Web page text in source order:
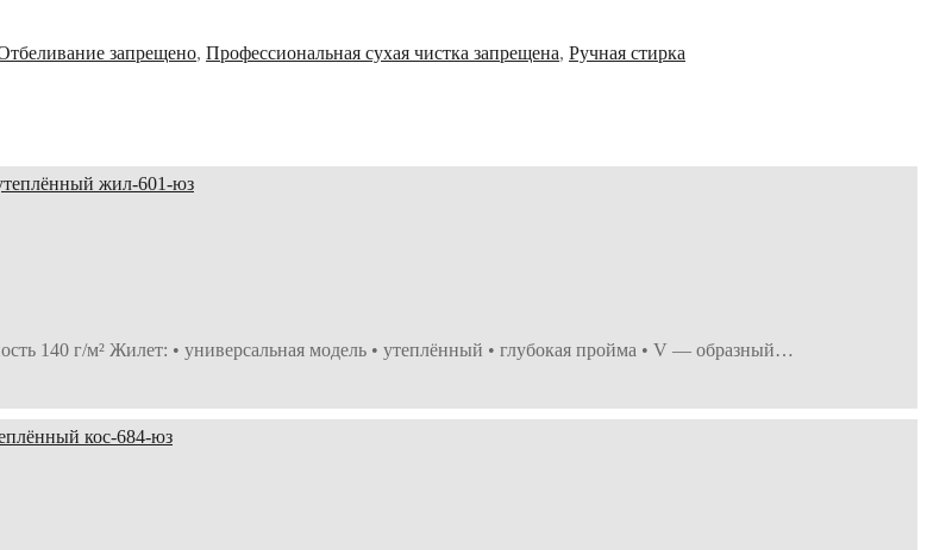
запрещено, Профессиональная сухая чистка запрещена, Ручная стирка
140 г/м² Жилет: • универсальная модель • утеплённый • глубокая пройма • V — образный…